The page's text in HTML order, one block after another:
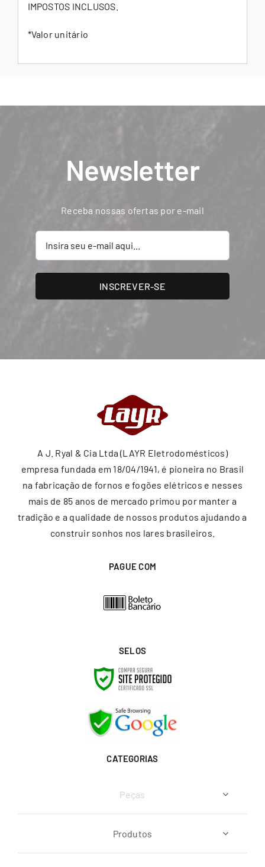
IMPOSTOS INCLUSOS.
*Valor unitário
Newsletter
Receba nossas ofertas por e-mail
INSCREVER-SE
A J. Ryal & Cia Ltda (LAYR Eletrodomésticos)
empresa fundada em 18/04/1941, é pioneira no Brasil
na fabricação de fornos e fogões elétricos e nesses
mais de 85 anos de mercado primou por manter a
tradição e a qualidade de nossos produtos ajudando a
construir sonhos nos lares brasileiros.
PAGUE COM
SELOS
CATEGORIAS
Peças
Produtos